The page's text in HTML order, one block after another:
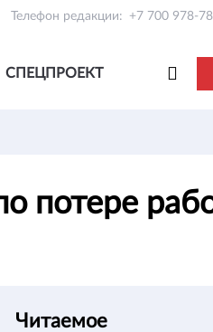
Телефон редакции: +7 700 978-
СПЕЦПРОЕКТ
потере
Читаемое